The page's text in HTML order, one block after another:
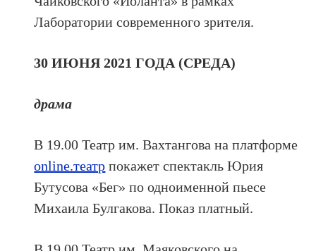
Лаборатории современного зрителя.
30 ИЮНЯ 2021 ГОДА (СРЕДА)
драма
В 19.00 Театр им. Вахтангова на платформе
online.театр покажет спектакль Юрия
Бутусова «Бег» по одноименной пьесе
Михаила Булгакова. Показ платный.